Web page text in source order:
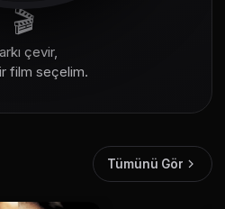
🎬
çevir,
film seçelim.
Tümünü Gör